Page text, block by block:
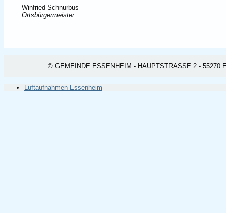
Winfried Schnurbus
Ortsbürgermeister
© GEMEINDE ESSENHEIM - HAUPTSTRASSE 2 - 55270
Luftaufnahmen Essenheim